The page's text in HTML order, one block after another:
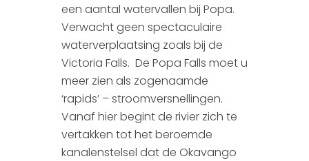
een aantal watervallen bij Popa.
Verwacht geen spectaculaire
waterverplaatsing zoals bij de
Victoria Falls. De Popa Falls moet u
meer zien als zogenaamde
‘rapids’ – stroomversnellingen.
Vanaf hier begint de rivier zich te
vertakken tot het beroemde
kanalenstelsel dat de Okavango